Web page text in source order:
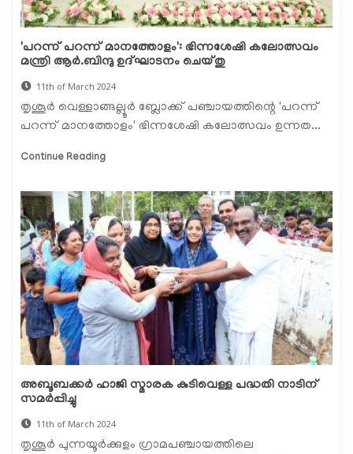
'പറന്ന് പറന്ന് മാനത്തോളം': ഭിന്നശേഷി കലോത്സവം
മന്ത്രി ആർ.ബിന്ദു ഉദ്ഘാടനം ചെയ്തു
11th of March 2024
തൃശൂർ വെള്ളാങ്ങല്ലൂർ ബ്ലോക്ക് പഞ്ചായത്തിന്റെ 'പറന്ന്
പറന്ന് മാനത്തോളം' ഭിന്നശേഷി കലോത്സവം ഉന്നത...
Continue Reading
അബൂബക്കർ ഹാജി സ്മാരക കുടിവെള്ള പദ്ധതി നാടിന്
സമർപ്പിച്ചു
11th of March 2024
തൃശൂർ പുന്നയൂർക്കുളം ഗ്രാമപഞ്ചായത്തിലെ